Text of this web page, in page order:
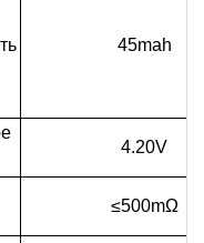
45mah
4.20V
≤500mΩ